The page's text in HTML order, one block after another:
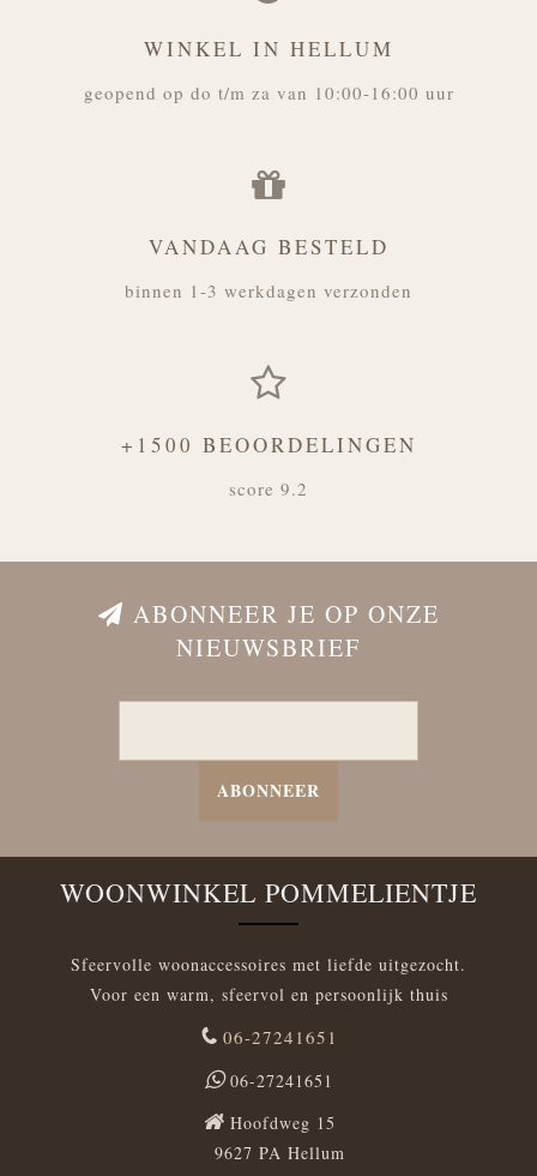
WINKEL IN HELLUM
geopend op do t/m za van 10:00-16:00 uur
VANDAAG BESTELD
binnen 1-3 werkdagen verzonden
+1500 BEOORDELINGEN
score 9.2
ABONNEER JE OP ONZE
NIEUWSBRIEF
ABONNEER
WOONWINKEL POMMELIENTJE
Sfeervolle woonaccessoires met liefde uitgezocht.
Voor een warm, sfeervol en persoonlijk thuis
06-27241651
06-27241651
Hoofdweg 15
9627 PA Hellum